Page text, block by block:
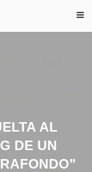
AL
DE UN